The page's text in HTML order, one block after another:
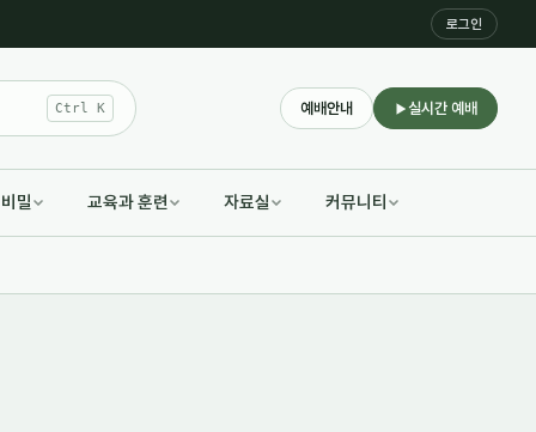
로그인
Ctrl K 예배안내 실시간 예배
밀 교육과 훈련 자료실 커뮤니티